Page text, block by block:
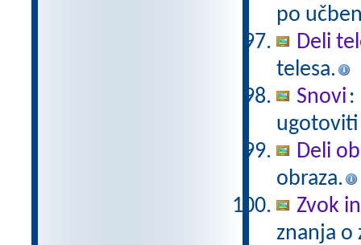
po
Deli
telesa.
Snovi :
Deli
obraza.
Zvok
znanja o